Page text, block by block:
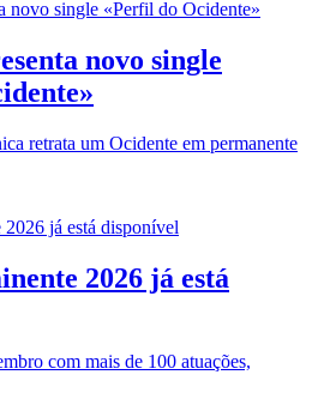
novo single
retrata um Ocidente em permanente
2026 já está
com mais de 100 atuações,